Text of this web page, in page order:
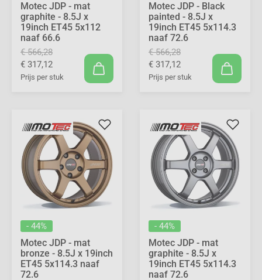
Motec JDP - mat
graphite - 8.5J x
19inch ET45 5x112
naaf 66.6
€ 566,28
€ 317,12
Prijs per stuk
Motec JDP - Black
painted - 8.5J x
19inch ET45 5x114.3
naaf 72.6
€ 566,28
€ 317,12
Prijs per stuk
- 44%
Motec JDP - mat
bronze - 8.5J x 19inch
ET45 5x114.3 naaf
72.6
- 44%
Motec JDP - mat
graphite - 8.5J x
19inch ET45 5x114.3
naaf 72.6